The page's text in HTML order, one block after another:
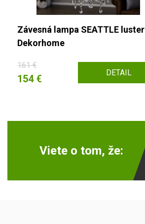
Závesná lampa SEATTLE luster
Dekorhome
161 €
154 € DETAIL
Viete o tom, že: